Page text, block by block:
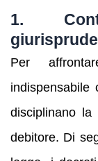
1.
Per
indispensabile
disciplinano
debitore. Di